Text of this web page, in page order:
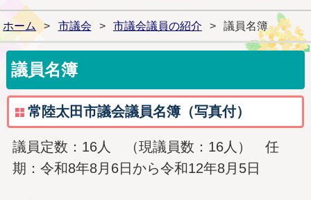
ホーム > 市議会 > 市議会議員の紹介 > 議員名簿
議員名簿
常陸太田市議会議員名簿（写真付）
議員定数：16人 （現議員数：16人） 任
期：令和8年8月6日から令和12年8月5日